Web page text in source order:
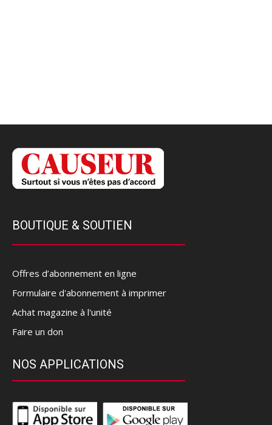
BOUTIQUE & SOUTIEN
Offres d’abonnement en ligne
Formulaire d'abonnement à imprimer
Achat magazine à l'unité
Faire un don
NOS APPLICATIONS